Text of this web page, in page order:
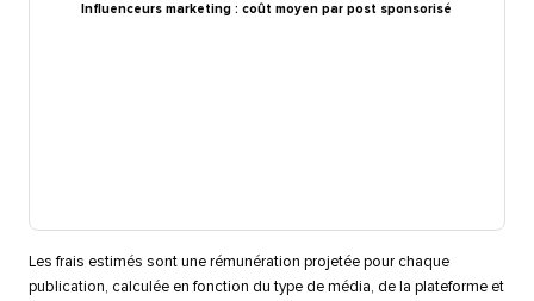
Influenceurs marketing : coût moyen par post sponsorisé​​
Les frais estimés sont une rémunération projetée pour chaque
publication, calculée en fonction du type de média, de la plateforme et